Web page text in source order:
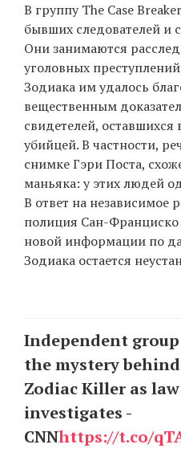
EN
UA
В группу The Case
бывших следователей и
Они занимаются
уголовных
Зодиака им удалось
вещественным
свидетелей,
убийцей. В частности,
снимке Гэри Поста,
маньяка: у этих людей
В ответ на независимое
полиция Сан-Франциско
новой информации по
Зодиака остается
Independent
the mystery
Zodiac Killer as
investigates -
CNNhttps://t.co/